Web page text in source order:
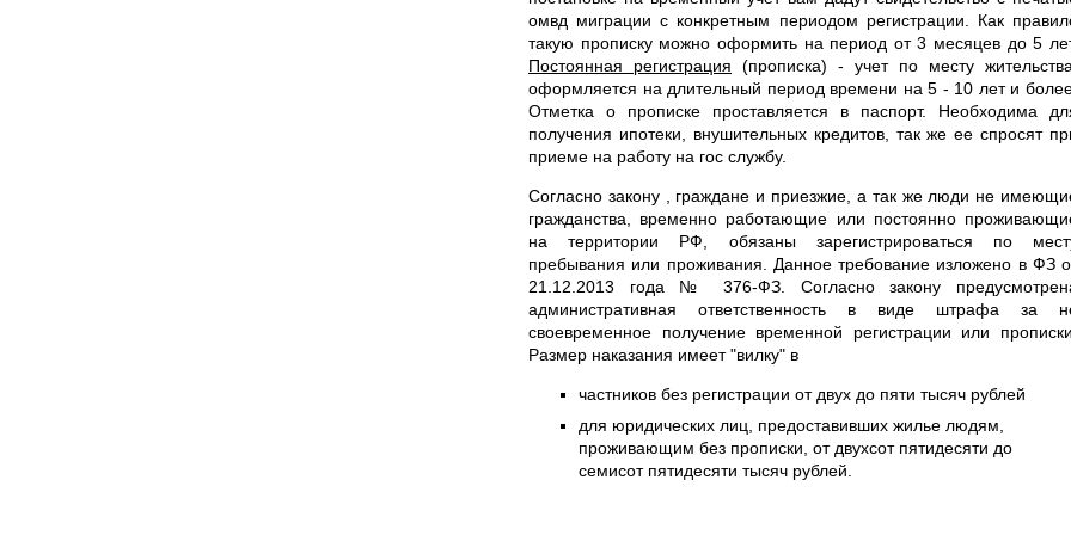
омвд миграции с конкретным периодом регистрации. Как
такую прописку можно оформить на период от 3 месяцев до 5
Постоянная регистрация (прописка) - учет по месту жительства,
оформляется на длительный период времени на 5 - 10 лет и
Отметка о прописке проставляется в паспорт. Необходима
получения ипотеки, внушительных кредитов, так же ее спросят
приеме на работу на гос службу.
Согласно закону , граждане и приезжие, а так же люди не
гражданства, временно работающие или постоянно
на территории РФ, обязаны зарегистрироваться по
пребывания или проживания. Данное требование изложено в ФЗ
21.12.2013 года № 376-ФЗ. Согласно закону
административная ответственность в виде штрафа за
своевременное получение временной регистрации или прописки.
Размер наказания имеет "вилку" в
частников без регистрации от двух до пяти тысяч рублей
для юридических лиц, предоставивших жилье людям,
проживающим без прописки, от двухсот пятидесяти до
семисот пятидесяти тысяч рублей.